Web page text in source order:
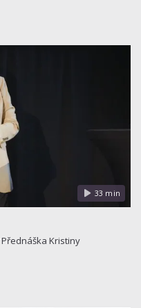
33 min
Přednáška Kristiny